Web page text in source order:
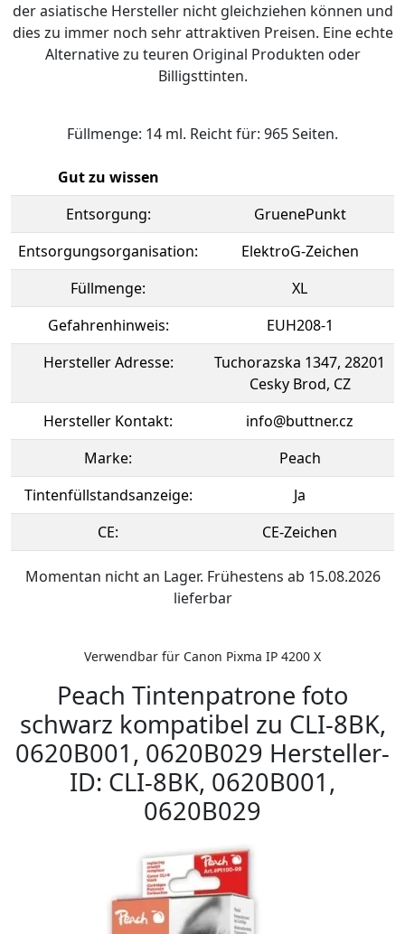
der asiatische Hersteller nicht gleichziehen können und
dies zu immer noch sehr attraktiven Preisen. Eine echte
Alternative zu teuren Original Produkten oder
Billigsttinten.
Füllmenge: 14 ml. Reicht für: 965 Seiten.
Gut zu wissen
Entsorgung:
GruenePunkt
Entsorgungsorganisation:
ElektroG-Zeichen
Füllmenge:
XL
Gefahrenhinweis:
EUH208-1
Hersteller Adresse:
Tuchorazska 1347, 28201
Cesky Brod, CZ
Hersteller Kontakt:
info@buttner.cz
Marke:
Peach
Tintenfüllstandsanzeige:
Ja
CE:
CE-Zeichen
Momentan nicht an Lager. Frühestens ab 15.08.2026
lieferbar
Verwendbar für Canon Pixma IP 4200 X
Peach Tintenpatrone foto
schwarz kompatibel zu CLI-8BK,
0620B001, 0620B029 Hersteller-
ID: CLI-8BK, 0620B001,
0620B029